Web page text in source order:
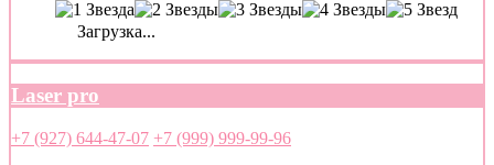
Загрузка...
Laser pro
+7 (927) 644-47-07 +7 (999) 999-99-96